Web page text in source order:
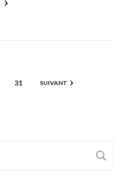
PAGE
31 SUIVANT